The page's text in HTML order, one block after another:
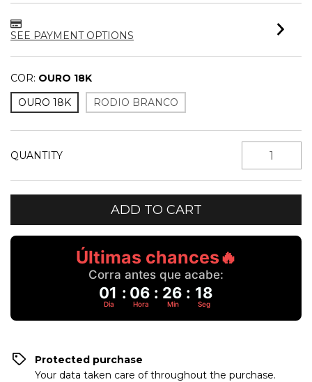
SEE PAYMENT OPTIONS
COR: OURO 18K
OURO 18K
RODIO BRANCO
QUANTITY
Últimas chances🔥
Corra antes que acabe:
01 : 06 : 26 : 18
Dia Hora Min Seg
Protected purchase
Your data taken care of throughout the purchase.